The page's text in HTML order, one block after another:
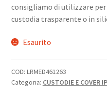
consigliamo di utilizzare
custodia trasparente o in
Esaurito
COD: LRMED461263
Categoria: CUSTODIE E COVER